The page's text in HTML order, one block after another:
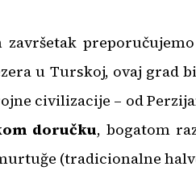
završetak
u Turskoj, ovaj grad
civilizacije – od
doručku, bogatom
(tradicionalne